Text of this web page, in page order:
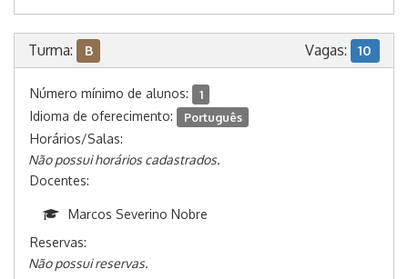
Turma: B Vagas: 10
Número mínimo de alunos: 1
Idioma de oferecimento: Português
Horários/Salas:
Não possui horários cadastrados.
Docentes:
Marcos Severino Nobre
Reservas:
Não possui reservas.